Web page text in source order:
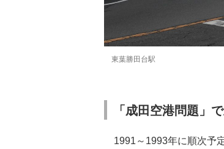
東葉勝田台駅
「成田空港問題」
1991～1993年に順次予